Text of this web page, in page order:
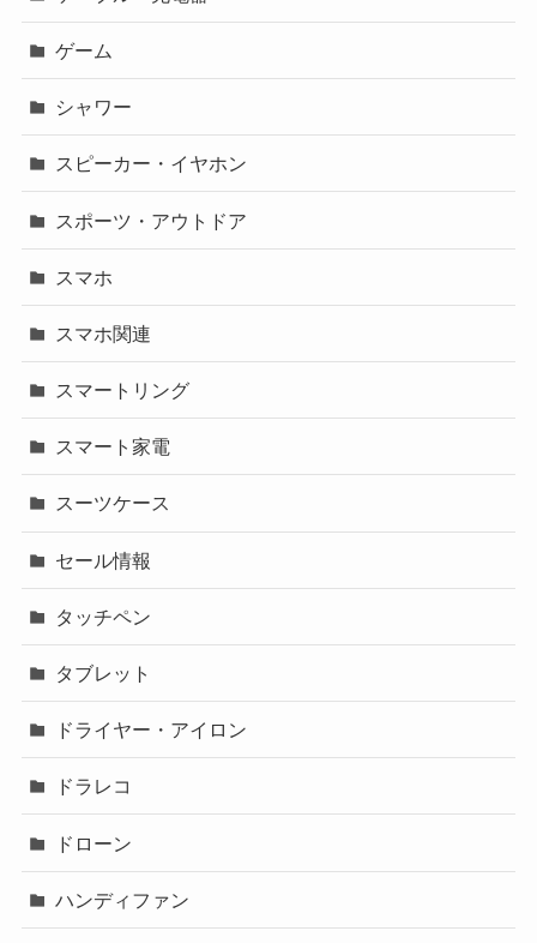
ゲーム
シャワー
スピーカー・イヤホン
スポーツ・アウトドア
スマホ
スマホ関連
スマートリング
スマート家電
スーツケース
セール情報
タッチペン
タブレット
ドライヤー・アイロン
ドラレコ
ドローン
ハンディファン